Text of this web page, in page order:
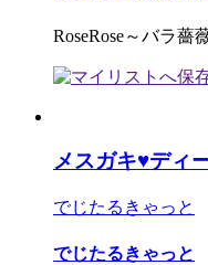
RoseRose～バラ薔
メスガキ♥ディ
でじたるきゃっと
でじたるきゃっと